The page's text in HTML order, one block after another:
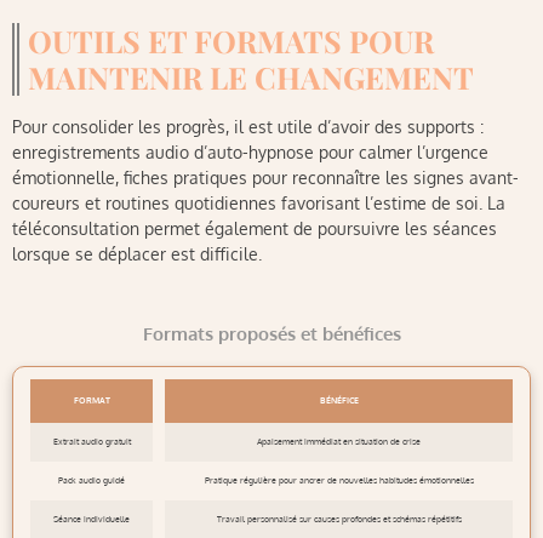
OUTILS ET FORMATS POUR
MAINTENIR LE CHANGEMENT
Pour consolider les progrès, il est utile d’avoir des supports :
enregistrements audio d’auto-hypnose pour calmer l’urgence
émotionnelle, fiches pratiques pour reconnaître les signes avant-
coureurs et routines quotidiennes favorisant l’estime de soi. La
téléconsultation permet également de poursuivre les séances
lorsque se déplacer est difficile.
Formats proposés et bénéfices
FORMAT BÉNÉFICE
Extrait audio gratuit Apaisement immédiat en situation de crise
Pack audio guidé Pratique régulière pour ancrer de nouvelles habitudes émotionnelles
Séance individuelle Travail personnalisé sur causes profondes et schémas répétitifs